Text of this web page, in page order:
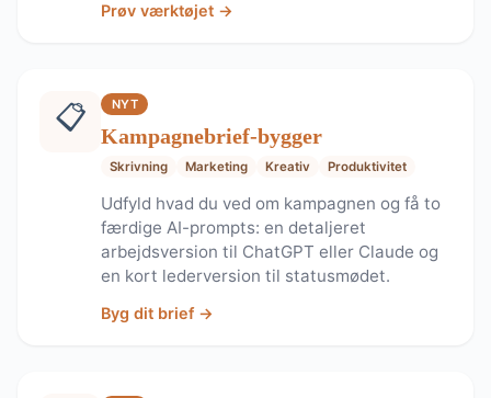
Prøv værktøjet →
📋 NYT
Kampagnebrief-bygger
Skrivning Marketing Kreativ Produktivitet
Udfyld hvad du ved om kampagnen og få to
færdige AI-prompts: en detaljeret
arbejdsversion til ChatGPT eller Claude og
en kort lederversion til statusmødet.
Byg dit brief →